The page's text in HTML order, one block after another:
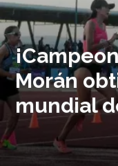
Morán
mundial